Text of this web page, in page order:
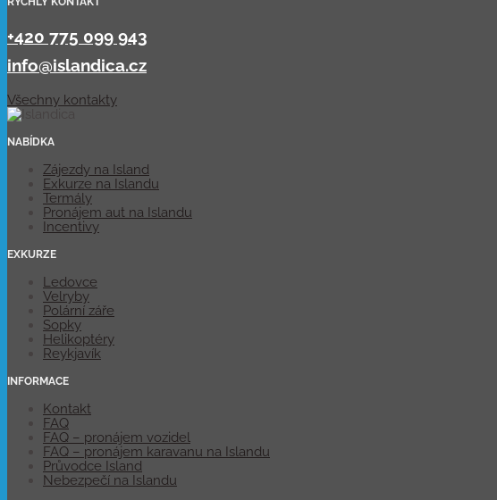
+420 775 099 943
info@islandica.cz
Všechny kontakty
NABÍDKA
Zájezdy na Island
Exkurze na Islandu
Termály
Pronájem aut na Islandu
Incentivy
EXKURZE
Ledovce
Velryby
Polární záře
Sopky
Helikoptéry
Reykjavík
INFORMACE
Kontakt
FAQ
FAQ – pronájem vozidel
FAQ – pronájem karavanu na Islandu
Průvodce Island
Nebezpečí na Islandu